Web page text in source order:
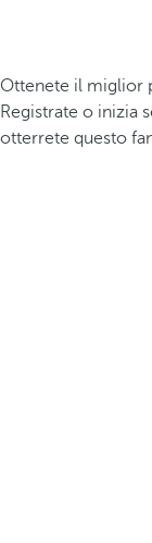
Ottenete il miglior
Registrate o inizia
otterrete questo